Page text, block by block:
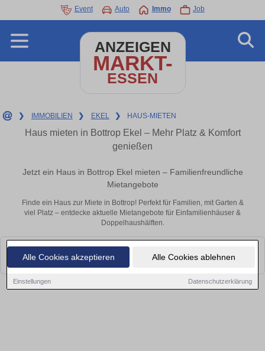
Alle Cookies akzeptieren Alle Cookies ablehnen
Einstellungen Datenschutzerklärung
Event Auto Immo Job
ANZEIGEN
MARKT-
ESSEN
❯ IMMOBILIEN ❯ EKEL ❯ HAUS-MIETEN
Haus mieten in Bottrop Ekel – Mehr Platz & Komfort
genießen
Jetzt ein Haus in Bottrop Ekel mieten – Familienfreundliche
Mietangebote
Finde ein Haus zur Miete in Bottrop! Perfekt für Familien, mit Garten &
viel Platz – entdecke aktuelle Mietangebote für Einfamilienhäuser &
Doppelhaushälften.
Leider konnten wir derzeit keine passenden Objekte finden. Schauen Sie
bald wieder vorbei!